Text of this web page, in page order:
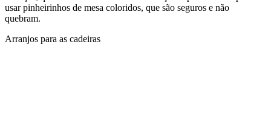
usar pinheirinhos de mesa coloridos, que são seguros e não
quebram.
Arranjos para as cadeiras